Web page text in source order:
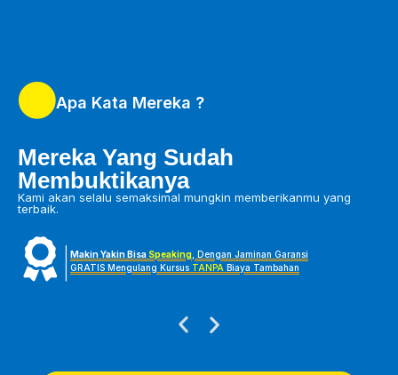
Apa Kata Mereka ?
Mereka Yang Sudah
Membuktikanya
Kami akan selalu semaksimal mungkin memberikanmu yang
terbaik.
| Makin Yakin Bisa Speaking , Dengan Jaminan Garansi
GRATIS Mengulang Kursus TANPA Biaya Tambahan